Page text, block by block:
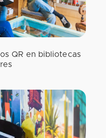
QR en bibliotecas